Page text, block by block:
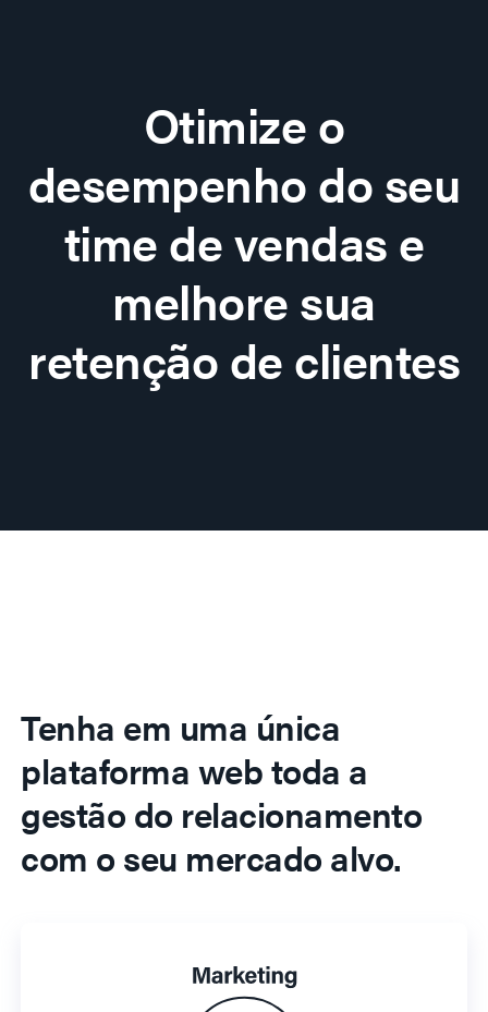
Otimize o
desempenho do seu
time de vendas e
melhore sua
retenção de clientes
Tenha em uma única
plataforma web toda a
gestão do relacionamento
com o seu mercado alvo.